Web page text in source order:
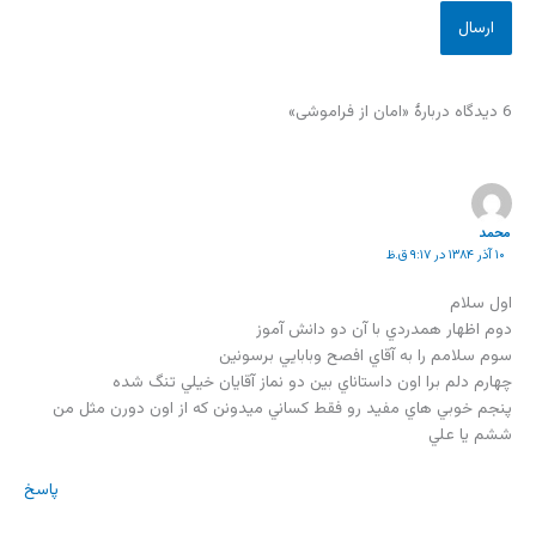
6 دیدگاه دربارهٔ «امان از فراموشی»
محمد
۱۰ آذر ۱۳۸۴ در ۹:۱۷ ق.ظ
اول سلام
دوم اظهار همدردي با آن دو دانش آموز
سوم سلامم را به آقاي افصح وبابايي برسونين
چهارم دلم برا اون داستاناي بين دو نماز آقايان خيلي تنگ شده
پنجم خوبي هاي مفيد رو فقط کساني ميدونن که از اون دورن مثل من
ششم يا علي
پاسخ